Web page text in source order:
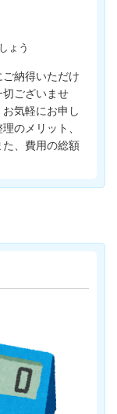
ょう
納得いただけ
ございませ
気軽にお申し
のメリット、
、費用の総額